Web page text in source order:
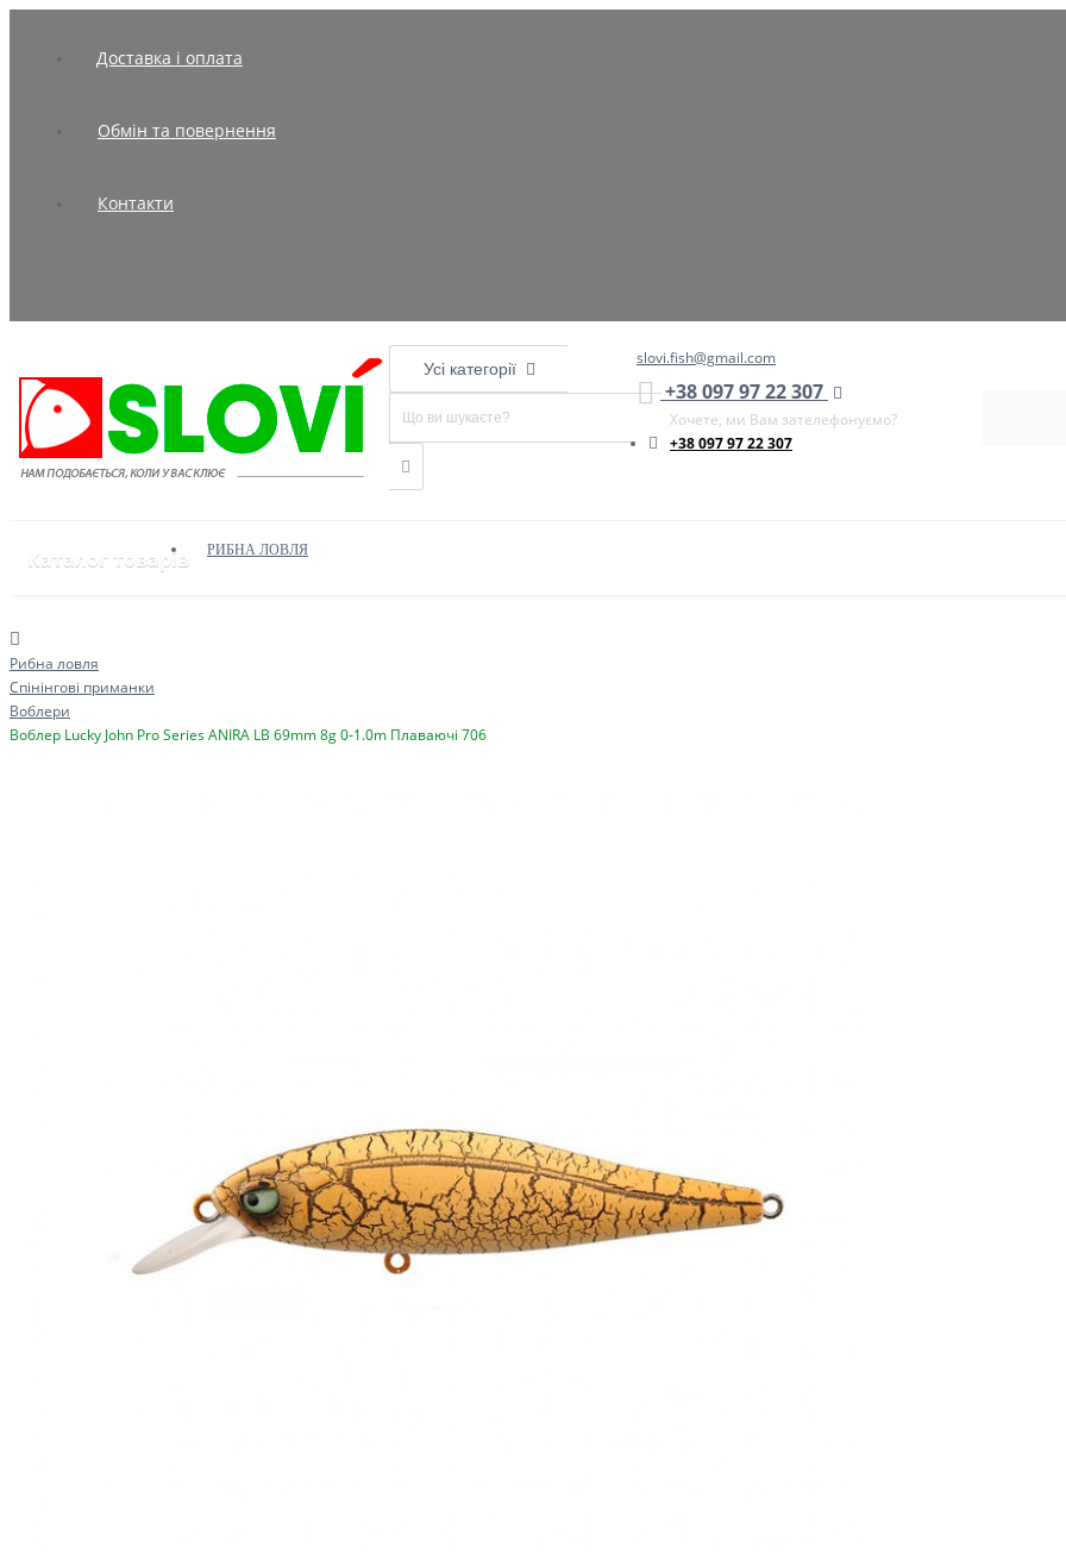
Доставка і оплата
Обмін та повернення
Контакти
Усі категорії
slovi.fish@gmail.com
+38 097 97 22 307
Хочете, ми Вам зателефонуємо?
+38 097 97 22 307
Каталог товарів РИБНА ЛОВЛЯ
ЧОВНИ ТА МОТОРИ
Рибна ловля
Спінінгові приманки
Воблери
Воблер Lucky John Pro Series ANIRA LB 69mm 8g 0-1.0m Плаваючі 706